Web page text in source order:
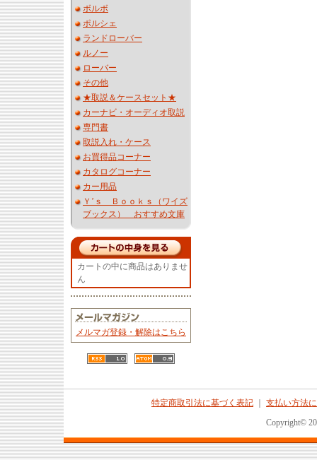
ボルボ
ポルシェ
ランドローバー
ルノー
ローバー
その他
★取説＆ケースセット★
カーナビ・オーディオ取説
専門書
取説入れ・ケース
お買得品コーナー
カタログコーナー
カー用品
Ｙ’ｓ Ｂｏｏｋｓ（ワイズ
ブックス） おすすめ文庫
カートの中に商品はありませ
ん
メルマガ登録・解除はこちら
特定商取引法に基づく表記
支払い方法
Copyright©